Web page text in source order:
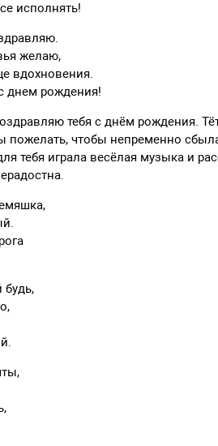
исполнять!
желаю,
вдохновения.
днем рождения!
тебя с днём рождения.
пожелать, чтобы непременно
тебя играла весёлая музыка и
будь,